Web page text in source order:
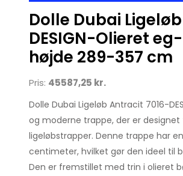
Dolle Dubai
DESIGN-Olieret
højde 289-357 cm
Pris: 45587,25 kr.
Dolle Dubai Ligeløb Antracit 7016-
og moderne trappe, der er
ligeløbstrapper. Denne trappe har
centimeter, hvilket gør den ideel til
Den er fremstillet med trin i olieret